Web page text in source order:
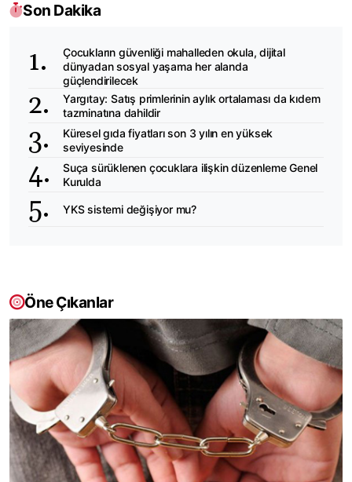
Son Dakika
Çocukların güvenliği mahalleden okula, dijital
dünyadan sosyal yaşama her alanda
güçlendirilecek
Yargıtay: Satış primlerinin aylık ortalaması da kıdem
tazminatına dahildir
Küresel gıda fiyatları son 3 yılın en yüksek
seviyesinde
Suça sürüklenen çocuklara ilişkin düzenleme Genel
Kurulda
YKS sistemi değişiyor mu?
Öne Çıkanlar